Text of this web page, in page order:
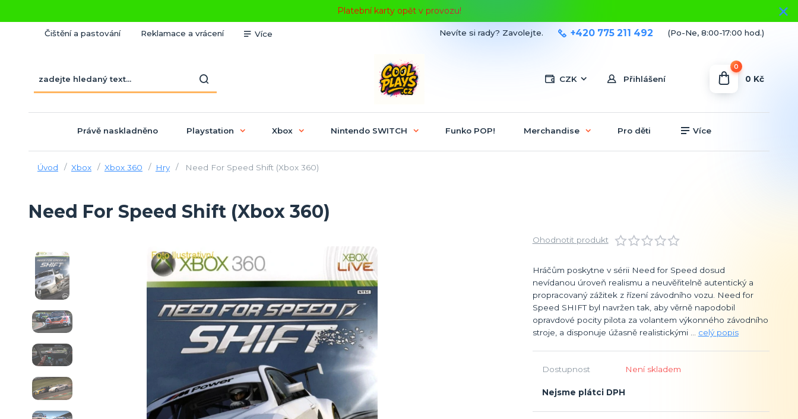
Platební karty opět v provozu!
Čištění a pastování Reklamace a vrácení Více
CZK Přihlášení
Nevíte si rady? Zavolejte. +420 775 211 492 (Po-Ne, 8:00-17:00 hod.)
0
0 Kč
Právě naskladněno Playstation Xbox Nintendo SWITCH Funko POP! Merchandise Pro děti Více
Úvod Xbox Xbox 360 Hry Need For Speed Shift (Xbox 360)
Need For Speed Shift (Xbox 360)
Ohodnotit produkt
Hráčům poskytne v sérii Need for Speed dosud
nevídanou úroveň realismu a neuvěřitelně autentický a
propracovaný zážitek z řízení závodního vozu. Need for
Speed SHIFT byl navržen tak, aby věrně napodobil
opravdové pocity pilota za volantem výkonného závodního
stroje, a disponuje úžasně realistickými ... celý popis
Dostupnost Není skladem
Nejsme plátci DPH